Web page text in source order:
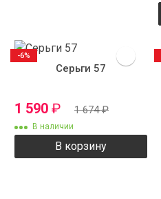
Серьги 57
1 590 ₽ 1 674₽
В наличии
В корзину
-6%